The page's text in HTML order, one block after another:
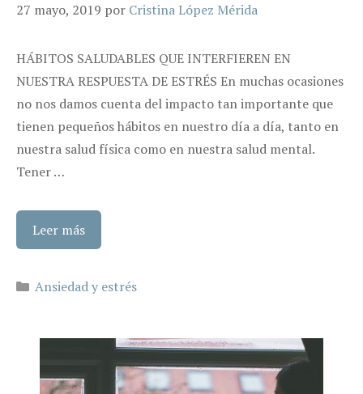
27 mayo, 2019 por Cristina López Mérida
HÁBITOS SALUDABLES QUE INTERFIEREN EN
NUESTRA RESPUESTA DE ESTRÉS En muchas ocasiones
no nos damos cuenta del impacto tan importante que
tienen pequeños hábitos en nuestro día a día, tanto en
nuestra salud física como en nuestra salud mental.
Tener …
Leer más
Categorías
Ansiedad y estrés